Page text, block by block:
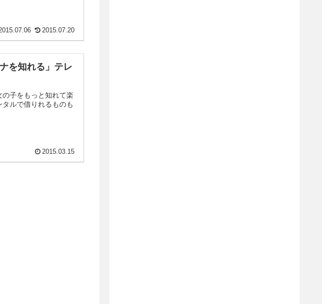
2015.07.20
を知れる」テレ
子をもっと知れて楽
ルで借りれるものも
2015.03.15